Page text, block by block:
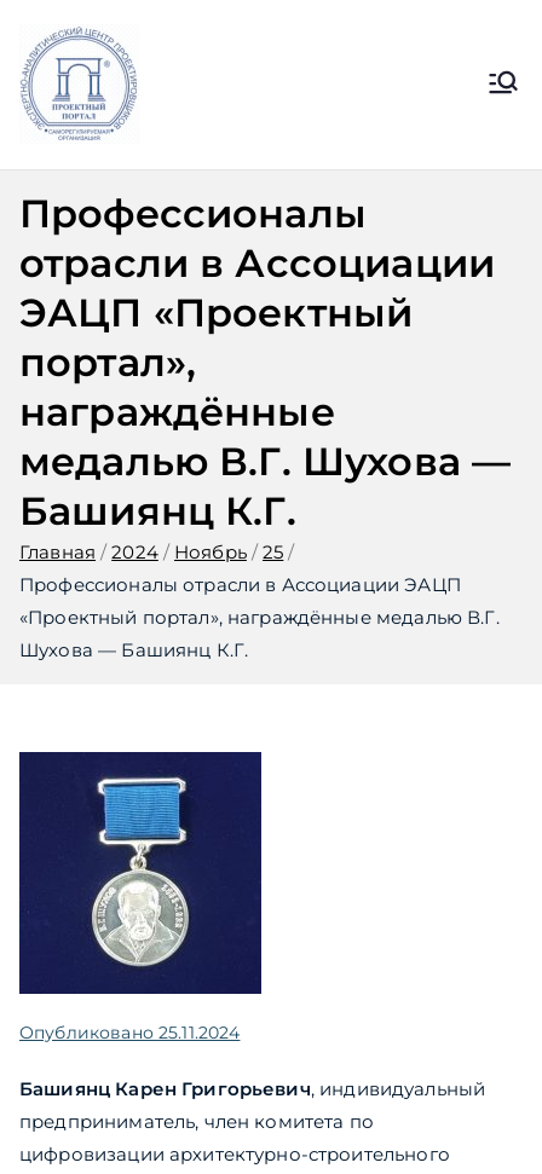
содержимому
ЭАЦП
«Проектный
портал»
портал»
Профессионалы
отрасли в Ассоциации
ЭАЦП «Проектный
портал»,
награждённые
медалью В.Г. Шухова —
Башиянц К.Г.
Главная 2024 Ноябрь
25
Профессионалы отрасли в Ассоциации ЭАЦП
«Проектный портал», награждённые медалью В.Г.
Шухова — Башиянц К.Г.
Опубликовано 25.11.2024
Башиянц Карен Григорьевич, индивидуальный
предприниматель, член комитета по
цифровизации архитектурно-строительного